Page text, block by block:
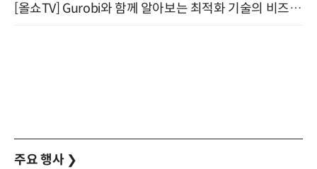
[올쇼TV] Gurobi와 함께 알아보는 최적화 기술의 비즈니스 활용 (8월 20일 생방송)
주요 행사 ❯